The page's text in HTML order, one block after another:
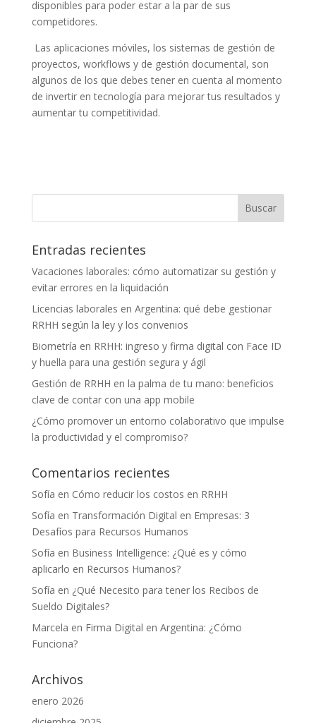
disponibles para poder estar a la par de sus
competidores.
Las aplicaciones móviles, los sistemas de gestión de
proyectos, workflows y de gestión documental, son
algunos de los que debes tener en cuenta al momento
de invertir en tecnología para mejorar tus resultados y
aumentar tu competitividad.
Entradas recientes
Vacaciones laborales: cómo automatizar su gestión y
evitar errores en la liquidación
Licencias laborales en Argentina: qué debe gestionar
RRHH según la ley y los convenios
Biometría en RRHH: ingreso y firma digital con Face ID
y huella para una gestión segura y ágil
Gestión de RRHH en la palma de tu mano: beneficios
clave de contar con una app mobile
¿Cómo promover un entorno colaborativo que impulse
la productividad y el compromiso?
Comentarios recientes
Sofía en Cómo reducir los costos en RRHH
Sofía en Transformación Digital en Empresas: 3
Desafíos para Recursos Humanos
Sofía en Business Intelligence: ¿Qué es y cómo
aplicarlo en Recursos Humanos?
Sofía en ¿Qué Necesito para tener los Recibos de
Sueldo Digitales?
Marcela en Firma Digital en Argentina: ¿Cómo
Funciona?
Archivos
enero 2026